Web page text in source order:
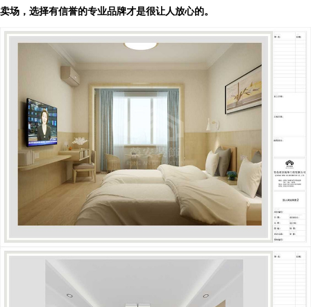
卖场，选择有信誉的专业品牌才是很让人放心的。